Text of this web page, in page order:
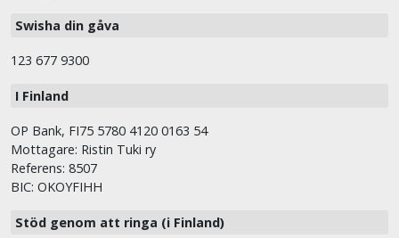
Swisha din gåva
123 677 9300
I Finland
OP Bank, FI75 5780 4120 0163 54
Mottagare: Ristin Tuki ry
Referens: 8507
BIC: OKOYFIHH
Stöd genom att ringa (i Finland)